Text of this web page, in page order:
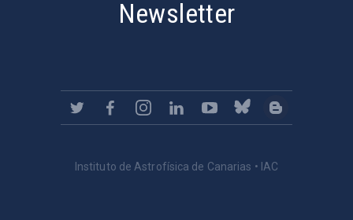
Newsletter
Instituto de Astrofísica de Canarias • IAC